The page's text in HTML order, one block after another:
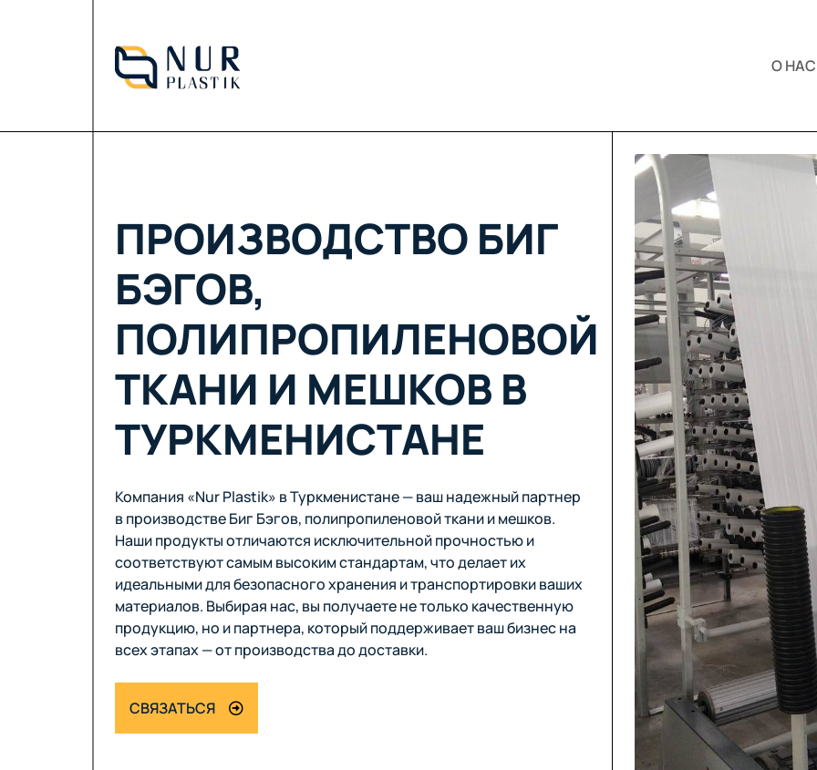
О НАС
ПРОИЗВОДСТВО БИГ
БЭГОВ,
ПОЛИПРОПИЛЕНОВОЙ
ТКАНИ И МЕШКОВ В
ТУРКМЕНИСТАНЕ
Компания «Nur Plastik» в Туркменистане — ваш надежный партнер
в производстве Биг Бэгов, полипропиленовой ткани и мешков.
Наши продукты отличаются исключительной прочностью и
соответствуют самым высоким стандартам, что делает их
идеальными для безопасного хранения и транспортировки ваших
материалов. Выбирая нас, вы получаете не только качественную
продукцию, но и партнера, который поддерживает ваш бизнес на
всех этапах — от производства до доставки.
СВЯЗАТЬСЯ